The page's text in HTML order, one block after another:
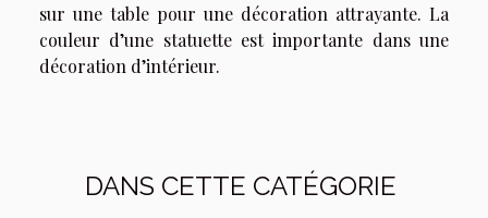
sur une table pour une décoration attrayante. La
couleur d’une statuette est importante dans une
décoration d’intérieur.
DANS CETTE CATÉGORIE